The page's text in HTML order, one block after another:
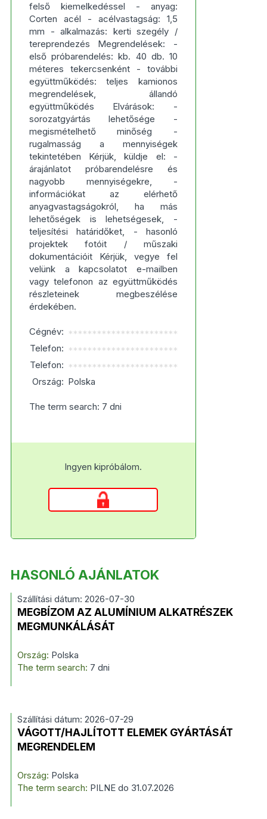
felső kiemelkedéssel - anyag:
Corten acél - acélvastagság: 1,5
mm - alkalmazás: kerti szegély /
tereprendezés Megrendelések: -
első próbarendelés: kb. 40 db. 10
méteres tekercsenként - további
együttműködés: teljes kamionos
megrendelések, állandó
együttműködés Elvárások: -
sorozatgyártás lehetősége -
megismételhető minőség -
rugalmasság a mennyiségek
tekintetében Kérjük, küldje el: -
árajánlatot próbarendelésre és
nagyobb mennyiségekre, -
információkat az elérhető
anyagvastagságokról, ha más
lehetőségek is lehetségesek, -
teljesítési határidőket, - hasonló
projektek fotóit / műszaki
dokumentációit Kérjük, vegye fel
velünk a kapcsolatot e-mailben
vagy telefonon az együttműködés
részleteinek megbeszélése
érdekében.
Cégnév: ***********************
Telefon: ***********************
Telefon: ***********************
Ország: Polska
The term search: 7 dni
Ingyen kipróbálom.
HASONLÓ AJÁNLATOK
Szállítási dátum: 2026-07-30
MEGBÍZOM AZ ALUMÍNIUM ALKATRÉSZEK
MEGMUNKÁLÁSÁT
Ország: Polska
The term search: 7 dni
Szállítási dátum: 2026-07-29
VÁGOTT/HAJLÍTOTT ELEMEK GYÁRTÁSÁT
MEGRENDELEM
Ország: Polska
The term search: PILNE do 31.07.2026